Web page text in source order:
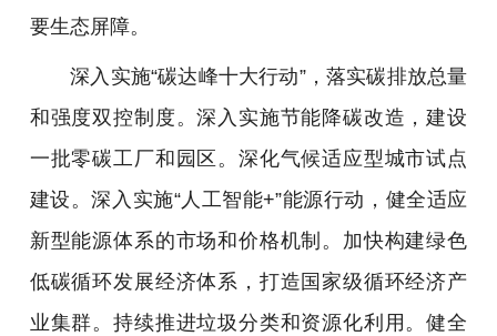
要生态屏障。
深入实施“碳达峰十大行动”，落实碳排放总量
和强度双控制度。深入实施节能降碳改造，建设
一批零碳工厂和园区。深化气候适应型城市试点
建设。深入实施“人工智能+”能源行动，健全适应
新型能源体系的市场和价格机制。加快构建绿色
低碳循环发展经济体系，打造国家级循环经济产
业集群。持续推进垃圾分类和资源化利用。健全